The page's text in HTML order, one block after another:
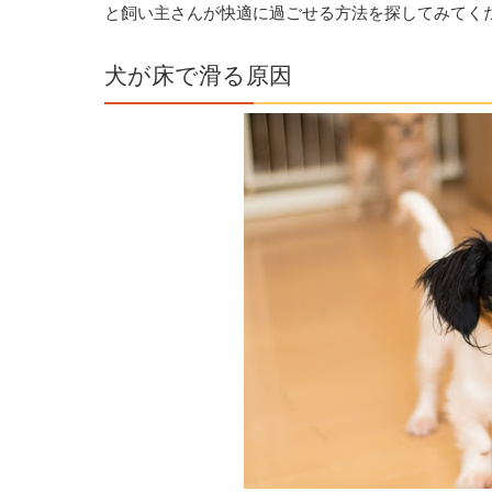
と飼い主さんが快適に過ごせる方法を探してみてく
犬が床で滑る原因